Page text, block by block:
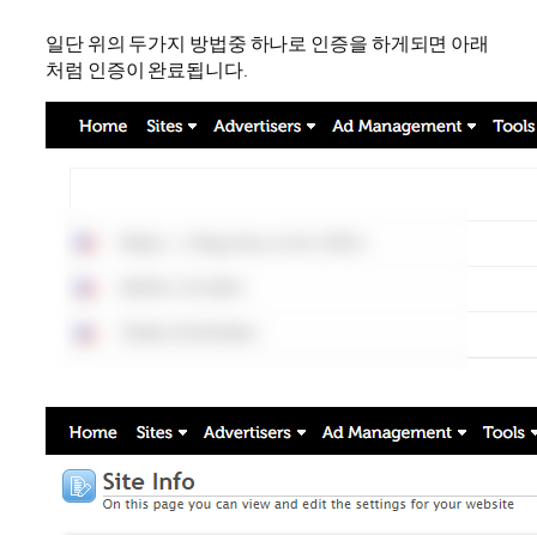
일단 위의 두가지 방법중 하나로 인증을 하게되면 아래
처럼 인증이 완료됩니다.